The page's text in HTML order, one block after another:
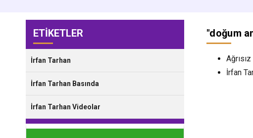
ETİKETLER
İrfan Tarhan
İrfan Tarhan Basında
İrfan Tarhan Videolar
"doğum
İrfan